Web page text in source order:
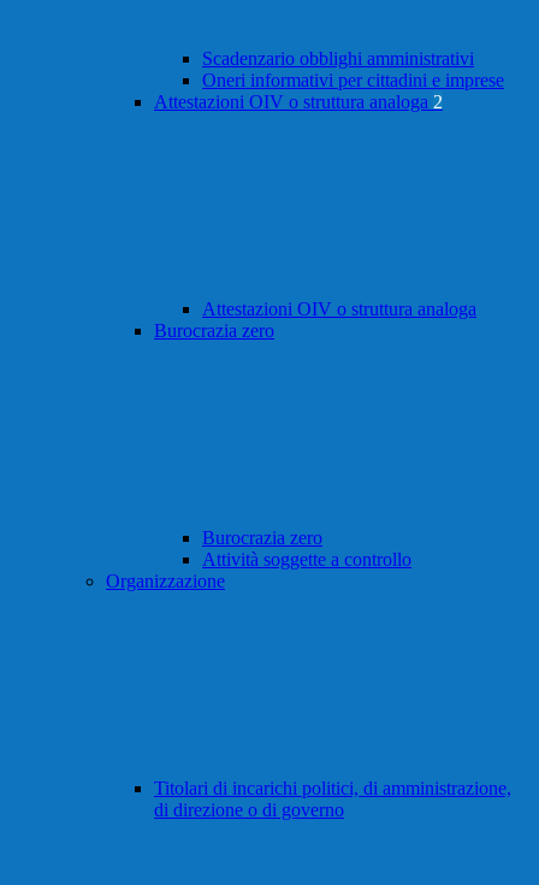
Scadenzario obblighi amministrativi
Oneri informativi per cittadini e imprese
Attestazioni OIV o struttura analoga 2
Attestazioni OIV o struttura analoga
Burocrazia zero
Burocrazia zero
Attività soggette a controllo
Organizzazione
Titolari di incarichi politici, di amministrazione,
di direzione o di governo